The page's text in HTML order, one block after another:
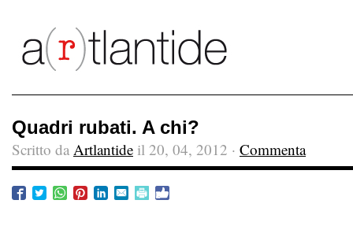
Quadri rubati. A chi?
Scritto da Artlantide il 20, 04, 2012 · Commenta